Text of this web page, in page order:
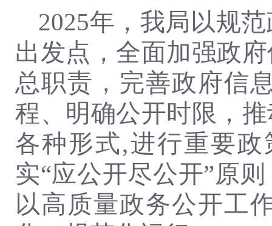
2025年，我局以规
出发点，全面加强政
总职责，完善政府信
程、明确公开时限，
各种形式,进行重要
实“应公开尽公开”原
以高质量政务公开工